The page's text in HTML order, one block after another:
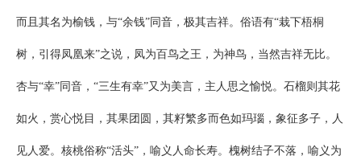
而且其名为榆钱，与“余钱”同音，极其吉祥。俗语有“栽下梧桐
树，引得凤凰来”之说，凤为百鸟之王，为神鸟，当然吉祥无比。
杏与“幸”同音，“三生有幸”又为美言，主人思之愉悦。石榴则其花
如火，赏心悦目，其果团圆，其籽繁多而色如玛瑙，象征多子，人
见人爱。核桃俗称“活头”，喻义人命长寿。槐树结子不落，喻义为